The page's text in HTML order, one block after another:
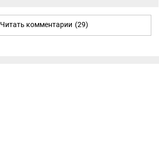
Читать комментарии (29)